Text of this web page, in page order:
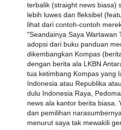
terbalik (straight news biasa)
lebih luwes dan fleksibel
lihat dari contoh-contoh
"Seandainya Saya Wartawan
adopsi dari buku panduan
dikembangkan Kompas
dengan berita ala LKBN
tua ketimbang Kompas yang
Indonesia atau Republika
dulu Indonesia Raya,
news ala kantor berita biasa.
dan pemilihan
menurut saya tak mewakili